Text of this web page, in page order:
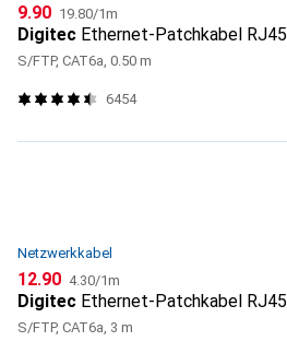
CHF
9.90 CHF
19.80/1m
Digitec Ethernet-Patchkabel RJ45
S/FTP, CAT6a, 0.50 m
6454
Netzwerkkabel
CHF
12.90 CHF
4.30/1m
Digitec Ethernet-Patchkabel RJ45
S/FTP, CAT6a, 3 m